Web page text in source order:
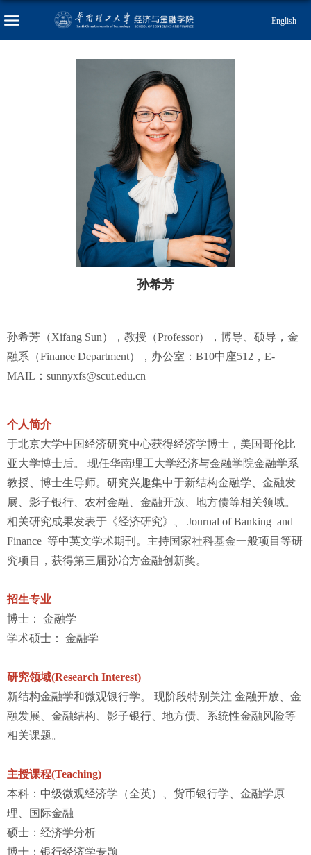
English
孙希芳
孙希芳（Xifang Sun），教授（Professor），博导、硕导，金
融系（Finance Department），办公室：B10中座512，E-
MAIL：sunnyxfs@scut.edu.cn
个人简介
于北京大学中国经济研究中心获得经济学博士，美国哥伦比
亚大学博士后。 现任华南理工大学经济与金融学院金融学系
教授、博士生导师。研究兴趣集中于新结构金融学、金融发
展、影子银行、农村金融、金融开放、地方债等相关领域。
相关研究成果发表于《经济研究》、 Journal of Banking and
Finance 等中英文学术期刊。主持国家社科基金一般项目等研
究项目，获得第三届孙冶方金融创新奖。
招生专业
博士： 金融学
学术硕士： 金融学
研究领域(Research Interest)
新结构金融学和微观银行学。 现阶段特别关注 金融开放、金
融发展、金融结构、影子银行、地方债、系统性金融风险等
相关课题。
主授课程(Teaching)
本科：中级微观经济学（全英）、货币银行学、金融学原
理、国际金融
硕士：经济学分析
博士：银行经济学专题